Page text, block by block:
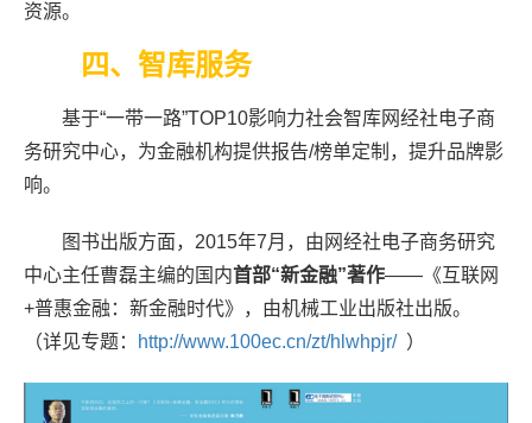
资源。
四、 智库服务
基于“一带一路”TOP10影响力社会智库网经社电子商
务研究中心，为金融机构提供报告/榜单定制，提升品牌影
响。
图书出版方面，2015年7月，由网经社电子商务研究
中心主任曹磊主编的国内首部“新金融”著作——《互联网
+普惠金融：新金融时代》，由机械工业出版社出版。
（详见专题：
http://www.100ec.cn/zt/hlwhpjr/）